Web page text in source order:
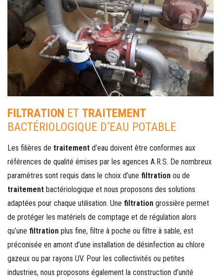
FILTRATION ET TRAITEMENT
BACTÉRIOLOGIQUE D’EAU POTABLE
Les filières de traitement d’eau doivent être conformes aux
références de qualité émises par les agences A.R.S. De nombreux
paramètres sont requis dans le choix d’une filtration ou de
traitement bactériologique et nous proposons des solutions
adaptées pour chaque utilisation. Une filtration grossière permet
de protéger les matériels de comptage et de régulation alors
qu’une filtration plus fine, filtre à poche ou filtre à sable, est
préconisée en amont d’une installation de désinfection au chlore
gazeux ou par rayons UV. Pour les collectivités ou petites
industries, nous proposons également la construction d’unité